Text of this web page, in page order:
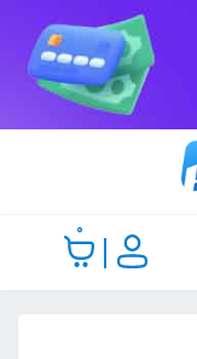
0